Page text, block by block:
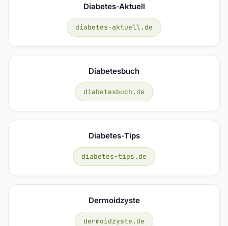
Diabetes-Aktuell
diabetes-aktuell.de
Diabetesbuch
diabetesbuch.de
Diabetes-Tips
diabetes-tips.de
Dermoidzyste
dermoidzyste.de